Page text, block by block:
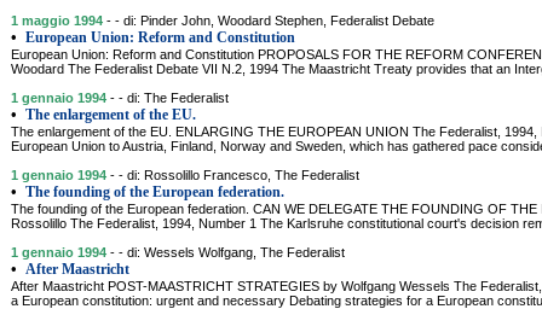
1 maggio 1994 - - di: Pinder John, Woodard Stephen, Federalist Debate
• European Union: Reform and Constitution
European Union: Reform and Constitution PROPOSALS FOR THE REFORM
Woodard The Federalist Debate VII N.2, 1994 The Maastricht Treaty provides that an
1 gennaio 1994 - - di: The Federalist
• The enlargement of the EU.
The enlargement of the EU. ENLARGING THE EUROPEAN UNION The Federalist,
European Union to Austria, Finland, Norway and Sweden, which has gathered pace
1 gennaio 1994 - - di: Rossolillo Francesco, The Federalist
• The founding of the European federation.
The founding of the European federation. CAN WE DELEGATE THE FOUNDING OF
Rossolillo The Federalist, 1994, Number 1 The Karlsruhe constitutional court's decision
1 gennaio 1994 - - di: Wessels Wolfgang, The Federalist
• After Maastricht
After Maastricht POST-MAASTRICHT STRATEGIES by Wolfgang Wessels The
a European constitution: urgent and necessary Debating strategies for a European